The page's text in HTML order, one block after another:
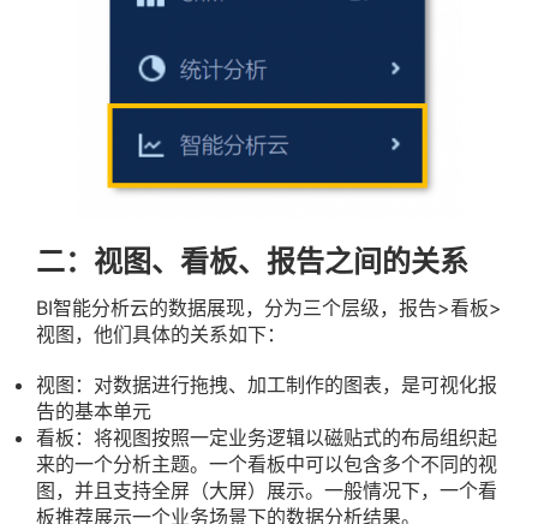
二：视图、看板、报告之间的关系
BI智能分析云的数据展现，分为三个层级，报告>看板>
视图，他们具体的关系如下：
视图：对数据进行拖拽、加工制作的图表，是可视化报
告的基本单元
看板：将视图按照一定业务逻辑以磁贴式的布局组织起
来的一个分析主题。一个看板中可以包含多个不同的视
图，并且支持全屏（大屏）展示。一般情况下，一个看
板推荐展示一个业务场景下的数据分析结果。